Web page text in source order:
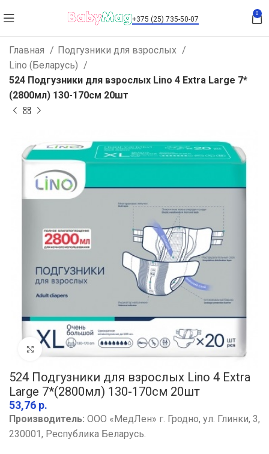
+375 (25) 735-50-07
0
Главная
Подгузники для взрослых
Lino (Беларусь)
524 Подгузники для взрослых Lino 4 Extra Large 7*
(2800мл) 130-170см 20шт
Увеличить
524 Подгузники для взрослых Lino 4 Extra
Large 7*(2800мл) 130-170см 20шт
р.
Производитель: ООО «МедЛен» г. Гродно, ул. Глинки, 3,
230001, Республика Беларусь.